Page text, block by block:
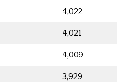
4,022
4,021
4,009
3,929